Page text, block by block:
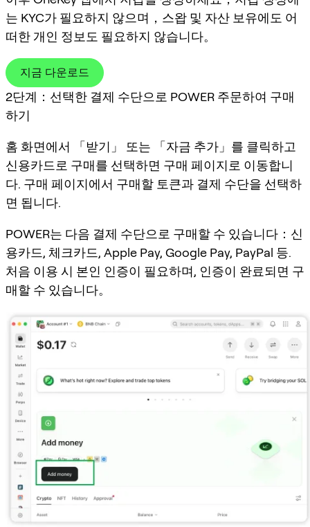
는 KYC가 필요하지 않으며，스왑 및 자산 보유에도 어
떠한 개인 정보도 필요하지 않습니다。
지금 다운로드
2단계：선택한 결제 수단으로 POWER 주문하여 구매
하기
홈 화면에서 「받기」 또는 「자금 추가」를 클릭하고
신용카드로 구매를 선택하면 구매 페이지로 이동합니
다. 구매 페이지에서 구매할 토큰과 결제 수단을 선택하
면 됩니다.
POWER는 다음 결제 수단으로 구매할 수 있습니다：신
용카드, 체크카드, Apple Pay, Google Pay, PayPal 등.
처음 이용 시 본인 인증이 필요하며, 인증이 완료되면 구
매할 수 있습니다。